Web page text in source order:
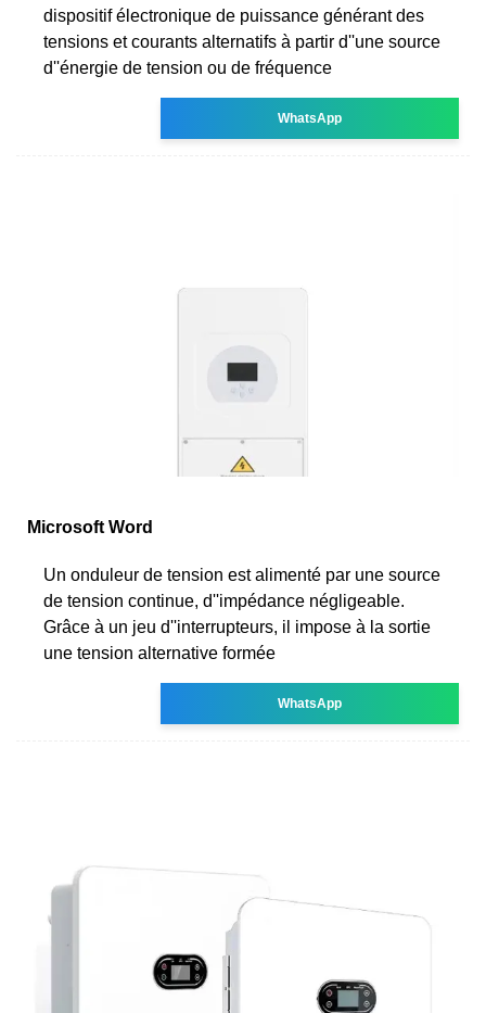
dispositif électronique de puissance générant des
tensions et courants alternatifs à partir d''une source
d''énergie de tension ou de fréquence
WhatsApp
Microsoft Word
Un onduleur de tension est alimenté par une source
de tension continue, d''impédance négligeable.
Grâce à un jeu d''interrupteurs, il impose à la sortie
une tension alternative formée
WhatsApp